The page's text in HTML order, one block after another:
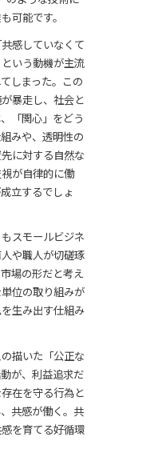
可能です。
感していなくて
いう動機が主流
しまった。この
暴走し、社会と
「関心」をどう
みや、透明性の
に対する自然な
が自律的に働
立するでしょ
スモールビジネ
や職人が切磋琢
場の形だと考え
位の取り組みが
生み出す仕組み
描いた「公正な
が、利益追求だ
在を守る行為と
共感が働く。共
を育てる好循環